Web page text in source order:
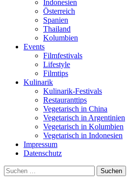
Indonesien
Österreich
Spanien
Thailand
Kolumbien
Events
Filmfestivals
Lifestyle
Filmtips
Kulinarik
Kulinarik-Festivals
Restauranttips
Vegetarisch in China
Vegetarisch in Argentinien
Vegetarisch in Kolumbien
Vegetarisch in Indonesien
Impressum
Datenschutz
Suchen
nach: